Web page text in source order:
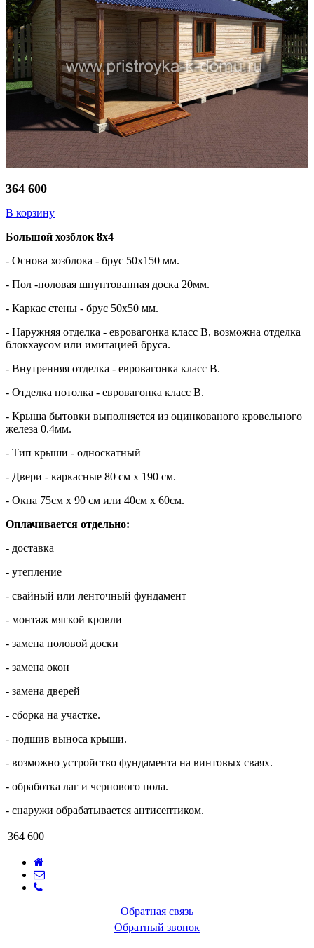
364 600
В корзину
Большой хозблок 8х4
- Основа хозблока - брус 50х150 мм.
- Пол -половая шпунтованная доска 20мм.
- Каркас стены - брус 50х50 мм.
- Наружняя отделка - евровагонка класс В, возможна отделка
блокхаусом или имитацией бруса.
- Внутренняя отделка - евровагонка класс В.
- Отделка потолка - евровагонка класс В.
- Крыша бытовки выполняется из оцинкованого кровельного
железа 0.4мм.
- Тип крыши - односкатный
- Двери - каркасные 80 см х 190 см.
- Окна 75см х 90 см или 40см х 60см.
Оплачивается отдельно:
- доставка
- утепление
- свайный или ленточный фундамент
- монтаж мягкой кровли
- замена половой доски
- замена окон
- замена дверей
- сборка на участке.
- подшив выноса крыши.
- возможно устройство фундамента на винтовых сваях.
- обработка лаг и чернового пола.
- снаружи обрабатывается антисептиком.
364 600
Обратная связь
Обратный звонок